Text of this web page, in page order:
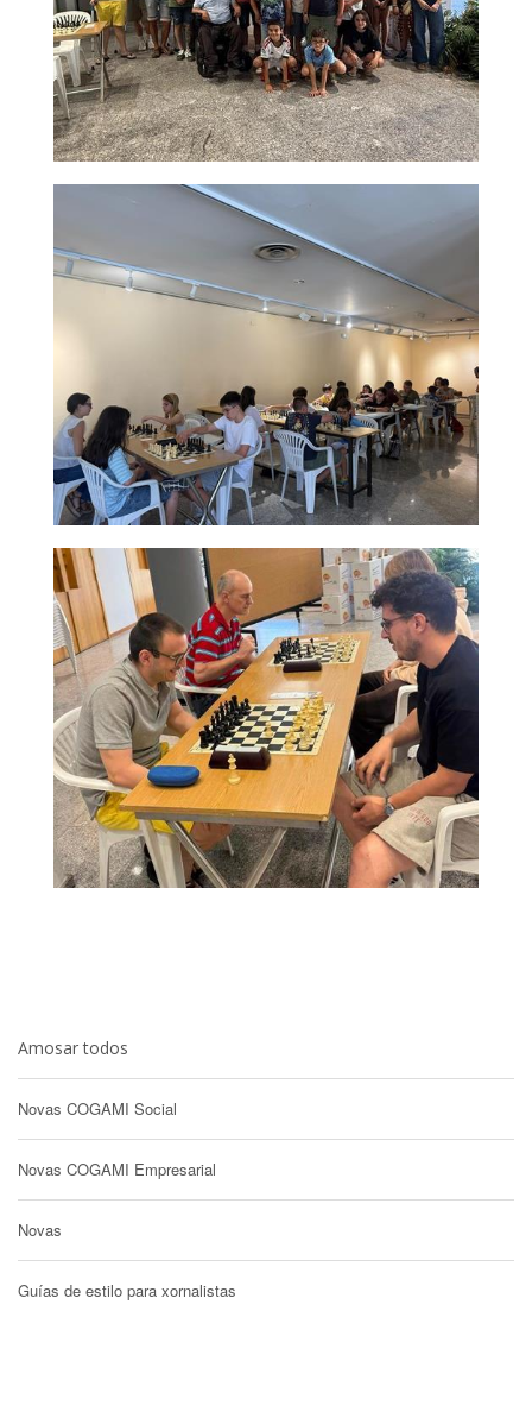
Amosar todos
Novas COGAMI Social
Novas COGAMI Empresarial
Novas
Guías de estilo para xornalistas